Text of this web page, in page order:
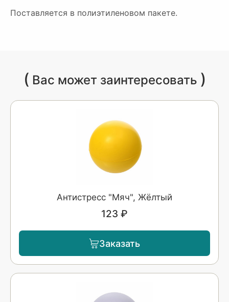
Поставляется в полиэтиленовом пакете.
( Вас может заинтересовать )
Антистресс "Мяч", Жёлтый
123 ₽
Заказать